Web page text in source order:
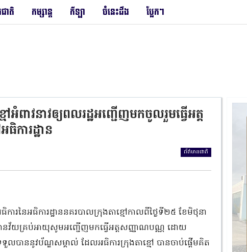
ជាតិ កម្សាន្ត កីឡា ចំនេះដឹង ប្លែកៗ
ពាវនាវឲ្យពលរដ្ឋអញ្ជើញមកចូលរួមធ្វើអត្ត
ការដ្ឋាន
ព័ត៌មានជាតិ
នៃអធិការដ្ឋាននគរបាលក្រុងតាខ្មៅកាលពីថ្ងៃទី២៥ ខែមិថុនា
ានវ័យគ្រប់អាយុសូមអញ្ជើញមកធ្វើអត្តសញ្ញាណបណ្ណ ដោយ
ាននូវប័ណ្ឌសម្គាល់ ដែលអធិការក្រុងតាខ្មៅ បានចាប់ផ្ដើមគិត